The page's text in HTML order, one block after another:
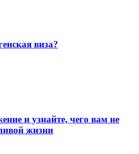
виза?
и узнайте, чего вам не
жизни